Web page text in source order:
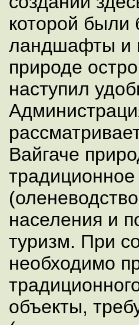
которой были
ландшафты и
природе
наступил
Вайгаче
населения и
туризм. При
необходимо
объекты,